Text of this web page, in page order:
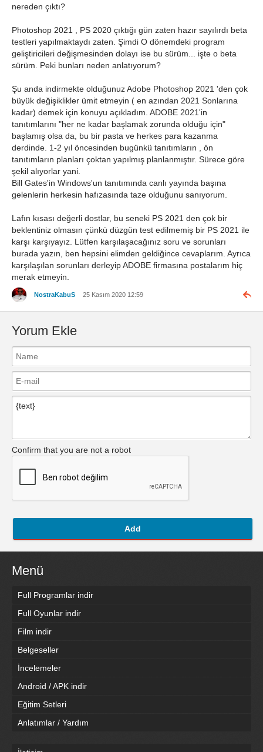
nereden çıktı?
Photoshop 2021 , PS 2020 çıktığı gün zaten hazır sayılırdı beta
testleri yapılmaktaydı zaten. Şimdi O dönemdeki program
geliştiricileri değişmesinden dolayı ise bu sürüm... işte o beta
sürüm. Peki bunları neden anlatıyorum?
Şu anda indirmekte olduğunuz Adobe Photoshop 2021 'den çok
büyük değişiklikler ümit etmeyin ( en azından 2021 Sonlarına
kadar) demek için konuyu açıkladım. ADOBE 2021'in
tanıtımlarını "her ne kadar başlamak zorunda olduğu için"
başlamış olsa da, bu bir pasta ve herkes para kazanma
derdinde. 1-2 yıl öncesinden bugünkü tanıtımların , ön
tanıtımların planları çoktan yapılmış planlanmıştır. Sürece göre
şekil alıyorlar yani.
Bill Gates'in Windows'un tanıtımında canlı yayında başına
gelenlerin herkesin hafızasında taze olduğunu sanıyorum.
Lafın kısası değerli dostlar, bu seneki PS 2021 den çok bir
beklentiniz olmasın çünkü düzgün test edilmemiş bir PS 2021 ile
karşı karşıyayız. Lütfen karşılaşacağınız soru ve sorunları
burada yazın, ben hepsini elimden geldiğince cevaplarım. Ayrıca
karşılaşılan sorunları derleyip ADOBE firmasına postalarım hiç
merak etmeyin.
NostraKabuS 25 Kasım 2020 12:59
Yorum Ekle
Confirm that you are not a robot
Add
Menü
Full Programlar indir
Full Oyunlar indir
Film indir
Belgeseller
İncelemeler
Android / APK indir
Eğitim Setleri
Anlatımlar / Yardım